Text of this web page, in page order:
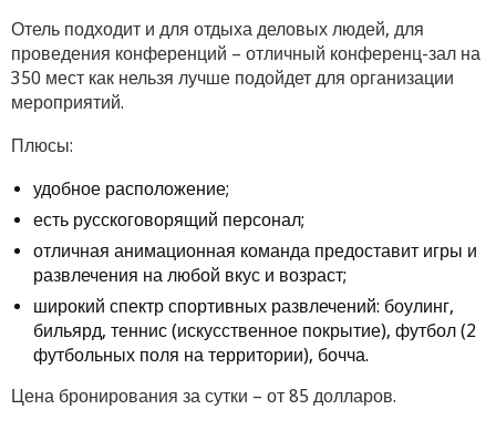
Отель подходит и для отдыха деловых людей, для
проведения конференций – отличный конференц-зал на
350 мест как нельзя лучше подойдет для организации
мероприятий.
Плюсы:
удобное расположение;
есть русскоговорящий персонал;
отличная анимационная команда предоставит игры и
развлечения на любой вкус и возраст;
широкий спектр спортивных развлечений: боулинг,
бильярд, теннис (искусственное покрытие), футбол (2
футбольных поля на территории), бочча.
Цена бронирования за сутки – от 85 долларов.